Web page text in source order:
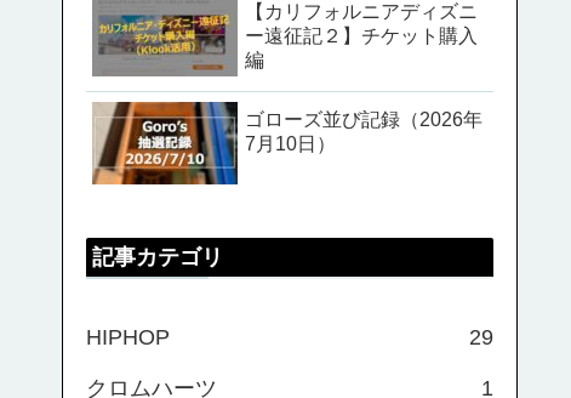
【カリフォルニアディズニ
ー遠征記２】チケット購入
編
ゴローズ並び記録（2026年
7月10日）
記事カテゴリ
HIPHOP 29
クロムハーツ 1